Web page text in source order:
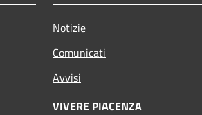
Notizie
Comunicati
Avvisi
VIVERE PIACENZA